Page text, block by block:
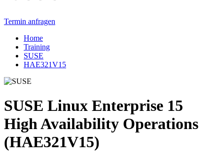
Termin anfragen
Home
Training
SUSE
HAE321V15
SUSE Linux Enterprise 15
High Availability Operations
(HAE321V15)